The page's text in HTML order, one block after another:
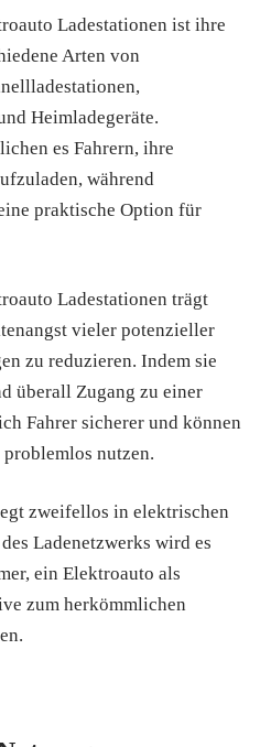
Ladestationen ist ihre
Arten von
Heimladegeräte.
es Fahrern, ihre
während
praktische Option für
Ladestationen trägt
vieler potenzieller
zu reduzieren. Indem sie
überall Zugang zu einer
Fahrer sicherer und können
nutzen.
zweifellos in elektrischen
Ladenetzwerks wird es
ein Elektroauto als
zum herkömmlichen